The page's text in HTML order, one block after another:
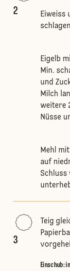
2
Eiweiss
Eigelb
Min.
und
Milch
weitere
Nüsse
Mehl
auf
Schluss
3
Teig
Einschub: